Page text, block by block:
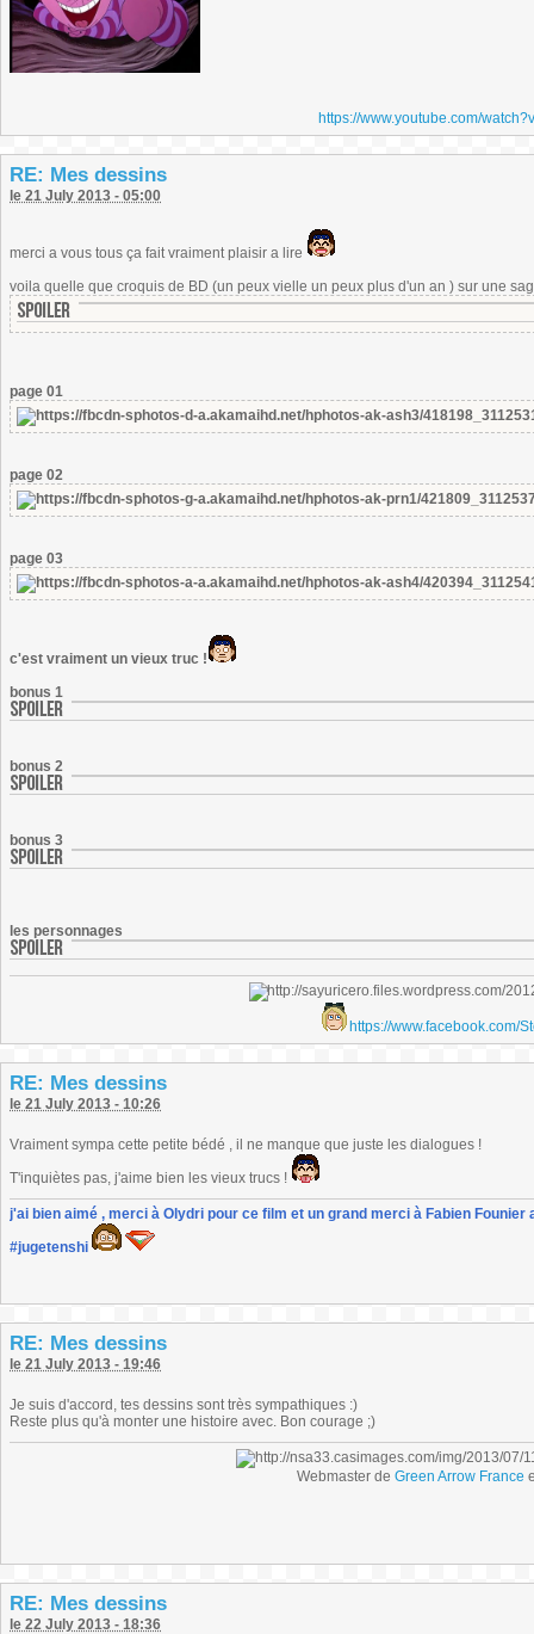
https://www.youtube.com/
RE: Mes dessins
le 21 July 2013 - 05:00
merci a vous tous ça fait vraiment plaisir a lire
voila quelle que croquis de BD (un peux vielle un peux plus d'un an ) sur une
page 01
page 02
page 03
c'est vraiment un vieux truc !
bonus 1
bonus 2
bonus 3
les personnages
https://www.facebook.com/
RE: Mes dessins
le 21 July 2013 - 10:26
Vraiment sympa cette petite bédé , il ne manque que juste les dialogues !
T'inquiètes pas, j'aime bien les vieux trucs !
j'ai bien aimé , merci à Olydri pour ce film et un grand merci à Fabien
#jugetenshi
RE: Mes dessins
le 21 July 2013 - 19:46
Je suis d'accord, tes dessins sont très sympathiques :)
Reste plus qu'à monter une histoire avec. Bon courage ;)
Webmaster de Green Arrow France
RE: Mes dessins
le 22 July 2013 - 18:36